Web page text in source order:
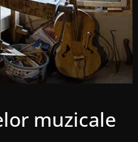
muzicale